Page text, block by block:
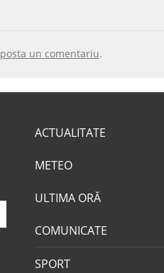
posta un comentariu.
ACTUALITATE
METEO
ULTIMA ORĂ
COMUNICATE
SPORT